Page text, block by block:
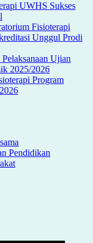
UWHS Sukses
Fisioterapi
Unggul Prodi
Ujian
2025/2026
Program
Pendidikan